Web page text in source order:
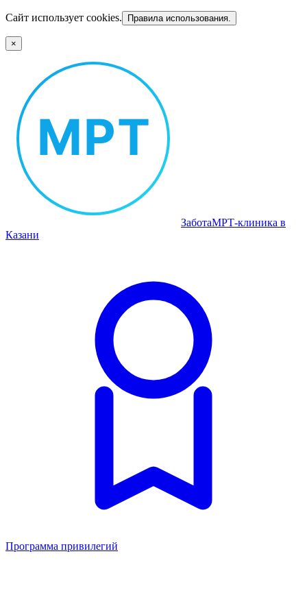
Сайт использует cookies. Правила использования.
×
ЗаботаМРТ‑клиника в
Казани
Программа привилегий